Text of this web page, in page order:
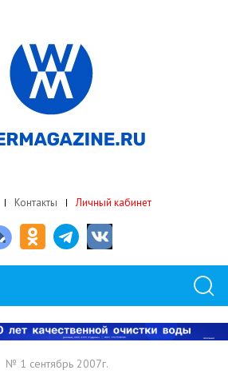
Контакты Личный кабинет
№ 1 сентябрь 2007г.